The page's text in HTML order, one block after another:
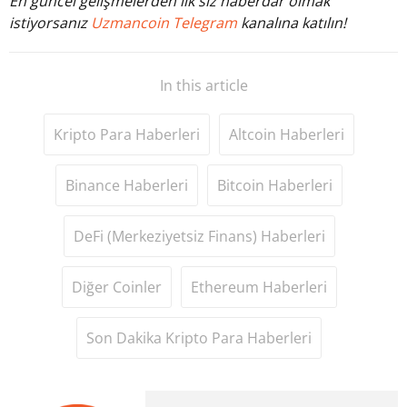
istiyorsanız Uzmancoin Telegram kanalına katılın!
In this article
Kripto Para Haberleri Altcoin Haberleri
Binance Haberleri Bitcoin Haberleri
DeFi (Merkeziyetsiz Finans) Haberleri
Diğer Coinler Ethereum Haberleri
Son Dakika Kripto Para Haberleri